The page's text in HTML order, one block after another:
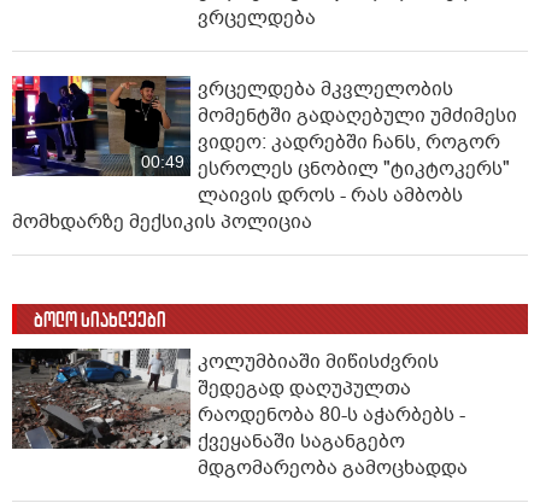
ვრცელდება
00:49
ვრცელდება მკვლელობის
მომენტში გადაღებული უმძიმესი
ვიდეო: კადრებში ჩანს, როგორ
ესროლეს ცნობილ "ტიკტოკერს"
ლაივის დროს - რას ამბობს
მომხდარზე მექსიკის პოლიცია
ბოლო სიახლეები
კოლუმბიაში მიწისძვრის
შედეგად დაღუპულთა
რაოდენობა 80-ს აჭარბებს -
ქვეყანაში საგანგებო
მდგომარეობა გამოცხადდა